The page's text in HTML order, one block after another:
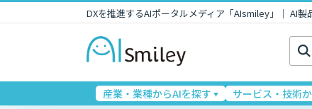
DXを推進するAIポータルメディア「AIsmiley」｜ AI
検
索:
産業・業種からAIを探す サービス・技術